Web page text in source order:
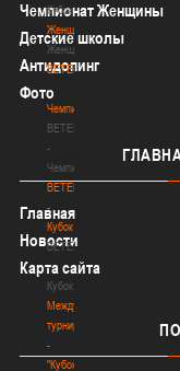
Кубок
Женщины
Женщины
BETERA
-
Чемпионат
BETERA
-
Чемпионат
BETERA
-
Кубок
BETERA
-
Кубок
Международный
турнир
-
"Кубок
Чемпионат Женщины
Детские школы
Антидопинг
Фото
Главная
Новости
Карта сайта